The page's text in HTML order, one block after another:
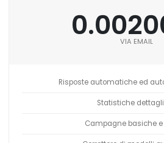
VIA EMAIL
Risposte automatiche ed
Statistiche
Campagne basiche